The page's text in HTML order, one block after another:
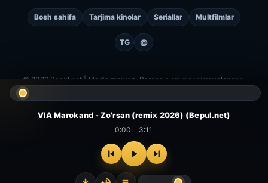
Bosh sahifa Tarjima kinolar Seriallar Multfilmlar
TG @
© 2026 Bepul.net | Media markaz. Barcha huquqlar himoyalangan.
▻ ▣
VIA Marokand - Zo'rsan (remix 2026) (Bepul.net)
0:00 3:11